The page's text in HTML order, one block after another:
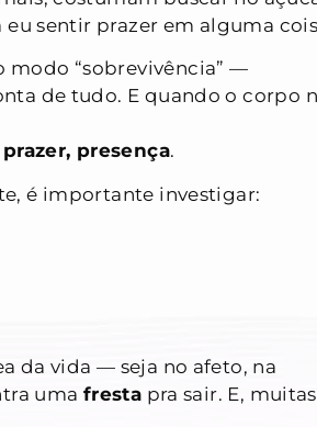
sentir prazer em alguma
modo “sobrevivência” —
de tudo. E quando o corpo
presença.
é importante investigar:
da vida — seja no afeto, na
uma fresta pra sair. E, muitas